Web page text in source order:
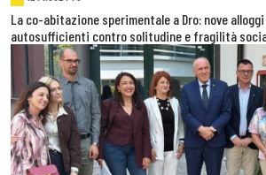
La co-abitazione sperimentale a Dro: nove
autosufficienti contro solitudine e fragilità